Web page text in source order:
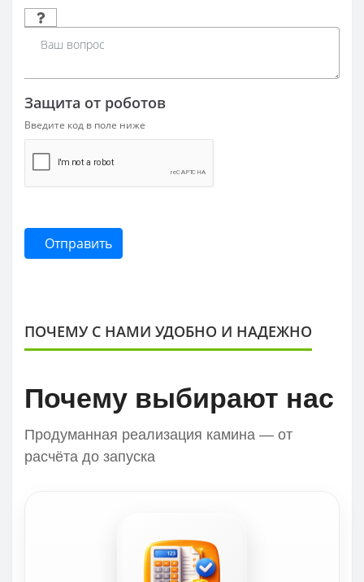
Защита от роботов
Введите код в поле ниже
Отправить
ПОЧЕМУ С НАМИ УДОБНО И НАДЕЖНО
Почему выбирают нас
Продуманная реализация камина — от
расчёта до запуска